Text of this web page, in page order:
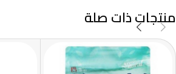
منتجات ذات صلة